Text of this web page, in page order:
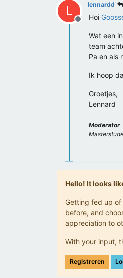
L
Offline
lennardd
Hoi
Wat een
team
Pa en als
Ik hoop
Groetjes,
Lennard
Moderator
Hello! It looks
Getting fed up
before, and
appreciation to
With your input,
Registreren